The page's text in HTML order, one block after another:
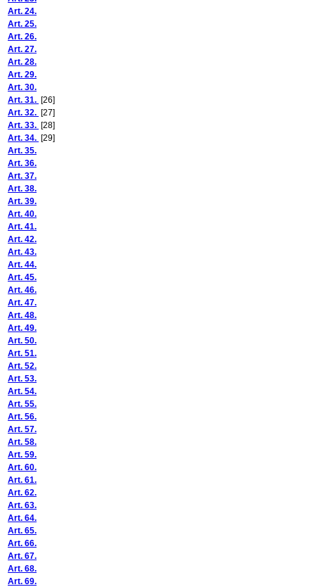
Art. 24.
Art. 25.
Art. 26.
Art. 27.
Art. 28.
Art. 29.
Art. 30.
Art. 31. [26]
Art. 32. [27]
Art. 33. [28]
Art. 34. [29]
Art. 35.
Art. 36.
Art. 37.
Art. 38.
Art. 39.
Art. 40.
Art. 41.
Art. 42.
Art. 43.
Art. 44.
Art. 45.
Art. 46.
Art. 47.
Art. 48.
Art. 49.
Art. 50.
Art. 51.
Art. 52.
Art. 53.
Art. 54.
Art. 55.
Art. 56.
Art. 57.
Art. 58.
Art. 59.
Art. 60.
Art. 61.
Art. 62.
Art. 63.
Art. 64.
Art. 65.
Art. 66.
Art. 67.
Art. 68.
Art. 69.